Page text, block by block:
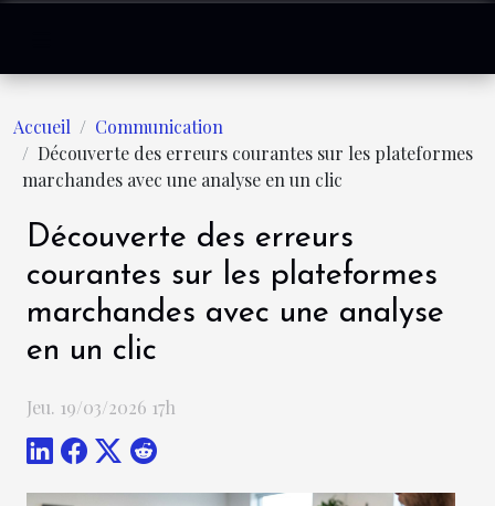
Accueil
Communication
Découverte des erreurs courantes sur les plateformes
marchandes avec une analyse en un clic
Découverte des erreurs
courantes sur les plateformes
marchandes avec une analyse
en un clic
Jeu. 19/03/2026 17h